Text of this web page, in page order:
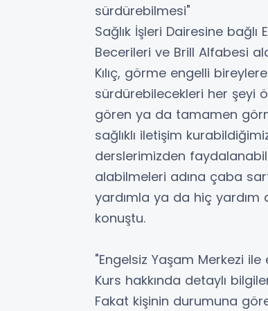
sürdürebilmesi"
Sağlık İşleri Dairesine bağlı
Becerileri ve Brill Alfabesi
Kılıç, görme engelli
sürdürebilecekleri her şeyi
gören ya da tamamen
sağlıklı iletişim
derslerimizden
alabilmeleri adına çaba sarf
yardımla ya da hiç yardım
konuştu.
"Engelsiz Yaşam Merkezi
Kurs hakkında detaylı
Fakat kişinin durumuna